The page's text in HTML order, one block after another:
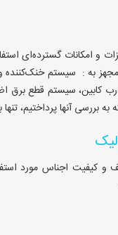
و امکانات گسترده‌ای
مجهز به : سیستم
کابین، سیستم قطع برق
بررسی آنها پرداختیم،
و کیفیت اجناس مورد